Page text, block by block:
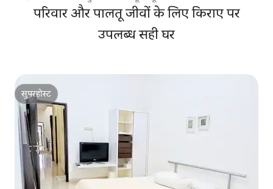
परिवार और पालतू जीवों के लिए किराए पर
उपलब्ध सही घर
सुपरहोस्ट
सुपरहोस्ट